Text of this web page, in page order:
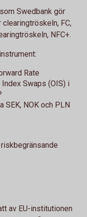
Swedbank gör
FC,
NFC+.
Rate
Swaps (OIS) i
SEK, NOK och PLN
av EU-institutionen